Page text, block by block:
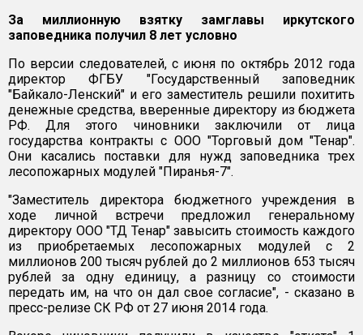
За миллионную взятку замглавы иркутского
заповедника получил 8 лет условно
По версии следователей, с июня по октябрь 2012 года
директор ФГБУ "Государственный заповедник
"Байкало-Ленский" и его заместитель решили похитить
денежные средства, вверенные директору из бюджета
РФ. Для этого чиновники заключили от лица
государства контракты с ООО "Торговый дом "Тенар".
Они касались поставки для нужд заповедника трех
лесопожарных модулей "Пиранья-7".
"Заместитель директора бюджетного учреждения в
ходе личной встречи предложил генеральному
директору ООО "ТД Тенар" завысить стоимость каждого
из приобретаемых лесопожарных модулей с 2
миллионов 200 тысяч рублей до 2 миллионов 653 тысяч
рублей за одну единицу, а разницу со стоимости
передать им, на что он дал свое согласие", - сказано в
пресс-релизе СК РФ от 27 июня 2014 года.